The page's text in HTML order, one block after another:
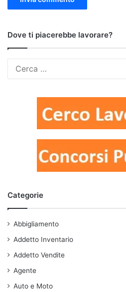
Dove ti piacerebbe lavorare?
Categorie
Abbigliamento
Addetto Inventario
Addetto Vendite
Agente
Auto e Moto